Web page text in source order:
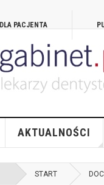
DLA PACJENTA
AKTUALNOŚCI
START